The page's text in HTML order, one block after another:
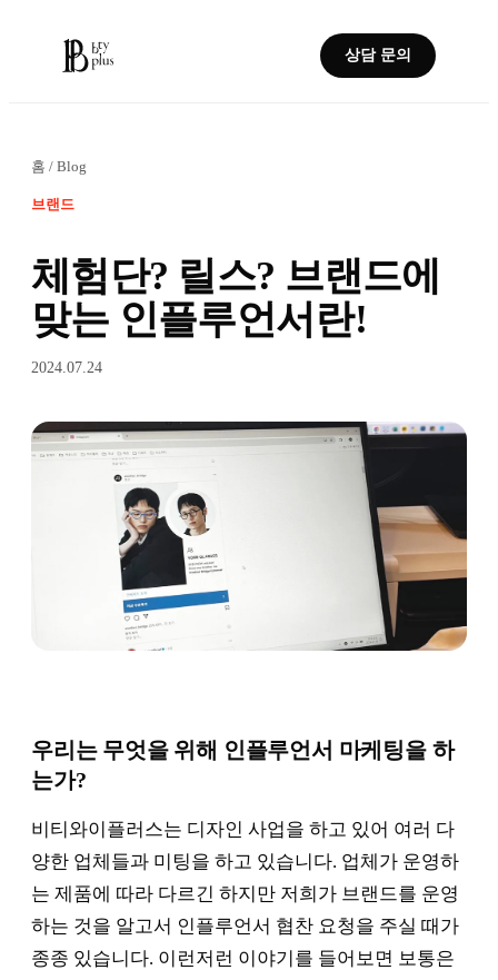
상담 문의
홈 / Blog
브랜드
체험단? 릴스? 브랜드에
맞는 인플루언서란!
2024.07.24
우리는 무엇을 위해 인플루언서 마케팅을 하
는가?
비티와이플러스는 디자인 사업을 하고 있어 여러 다
양한 업체들과 미팅을 하고 있습니다. 업체가 운영하
는 제품에 따라 다르긴 하지만 저희가 브랜드를 운영
하는 것을 알고서 인플루언서 협찬 요청을 주실 때가
종종 있습니다. 이런저런 이야기를 들어보면 보통은